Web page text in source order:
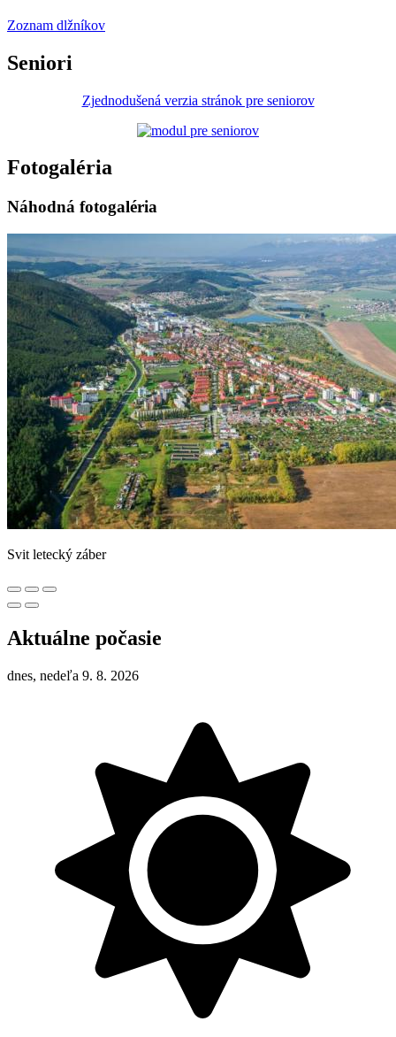
Zoznam dlžníkov
Seniori
Zjednodušená verzia stránok pre seniorov
Fotogaléria
Náhodná fotogaléria
Svit letecký záber
Aktuálne počasie
dnes, nedeľa 9. 8. 2026